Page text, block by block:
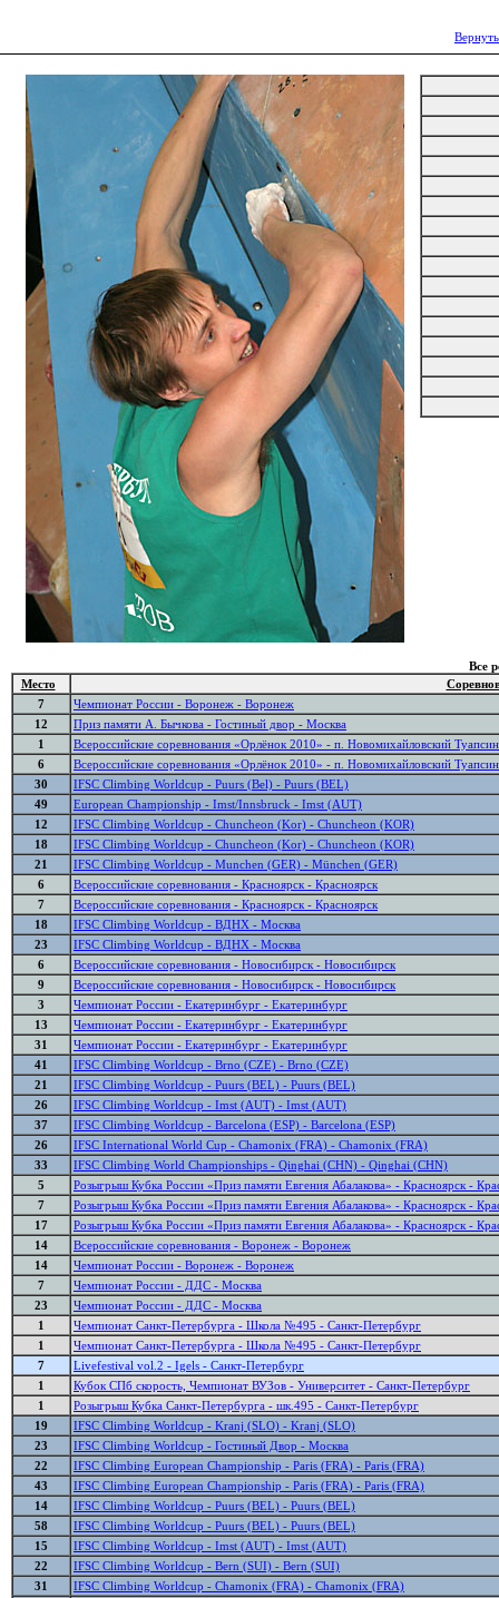
Все
Место
7
Чемпионат России - Воронеж - Воронеж
12
Приз памяти А. Бычкова - Гостиный двор - Москва
1
Всероссийские соревнования «Орлёнок 2010» - п. Новомихайловский
6
Всероссийские соревнования «Орлёнок 2010» - п. Новомихайловский
30
IFSC Climbing Worldcup - Puurs (Bel) - Puurs (BEL)
49
European Championship - Imst/Innsbruck - Imst (AUT)
12
IFSC Climbing Worldcup - Chuncheon (Kor) - Chuncheon (KOR)
18
IFSC Climbing Worldcup - Chuncheon (Kor) - Chuncheon (KOR)
21
IFSC Climbing Worldcup - Munchen (GER) - München (GER)
6
Всероссийские соревнования - Красноярск - Красноярск
7
Всероссийские соревнования - Красноярск - Красноярск
18
IFSC Climbing Worldcup - ВДНХ - Москва
23
IFSC Climbing Worldcup - ВДНХ - Москва
6
Всероссийские соревнования - Новосибирск - Новосибирск
9
Всероссийские соревнования - Новосибирск - Новосибирск
3
Чемпионат России - Екатеринбург - Екатеринбург
13
Чемпионат России - Екатеринбург - Екатеринбург
31
Чемпионат России - Екатеринбург - Екатеринбург
41
IFSC Climbing Worldcup - Brno (CZE) - Brno (CZE)
21
IFSC Climbing Worldcup - Puurs (BEL) - Puurs (BEL)
26
IFSC Climbing Worldcup - Imst (AUT) - Imst (AUT)
37
IFSC Climbing Worldcup - Barcelona (ESP) - Barcelona (ESP)
26
IFSC International World Cup - Chamonix (FRA) - Chamonix (FRA)
33
IFSC Climbing World Championships - Qinghai (CHN) - Qinghai (CHN)
5
Розыгрыш Кубка России «Приз памяти Евгения Абалакова» - Красноярск -
7
Розыгрыш Кубка России «Приз памяти Евгения Абалакова» - Красноярск -
17
Розыгрыш Кубка России «Приз памяти Евгения Абалакова» - Красноярск -
14
Всероссийские соревнования - Воронеж - Воронеж
14
Чемпионат России - Воронеж - Воронеж
7
Чемпионат России - ДДС - Москва
23
Чемпионат России - ДДС - Москва
1
Чемпионат Санкт-Петербурга - Школа №495 - Санкт-Петербург
1
Чемпионат Санкт-Петербурга - Школа №495 - Санкт-Петербург
7
Livefestival vol.2 - Igels - Санкт-Петербург
1
Кубок СПб скорость, Чемпионат ВУЗов - Университет - Санкт-Петербург
1
Розыгрыш Кубка Санкт-Петербурга - шк.495 - Санкт-Петербург
19
IFSC Climbing Worldcup - Kranj (SLO) - Kranj (SLO)
23
IFSC Climbing Worldcup - Гостиный Двор - Москва
22
IFSC Climbing European Championship - Paris (FRA) - Paris (FRA)
43
IFSC Climbing European Championship - Paris (FRA) - Paris (FRA)
14
IFSC Climbing Worldcup - Puurs (BEL) - Puurs (BEL)
58
IFSC Climbing Worldcup - Puurs (BEL) - Puurs (BEL)
15
IFSC Climbing Worldcup - Imst (AUT) - Imst (AUT)
22
IFSC Climbing Worldcup - Bern (SUI) - Bern (SUI)
31
IFSC Climbing Worldcup - Chamonix (FRA) - Chamonix (FRA)